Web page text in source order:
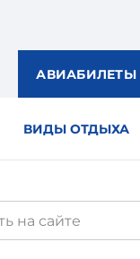
АВИАБИЛЕТЫ
ВИДЫ ОТДЫХА